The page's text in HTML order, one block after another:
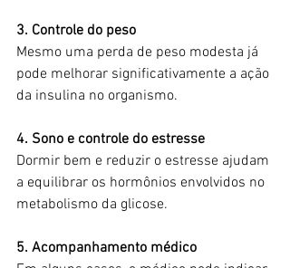
3. Controle do peso
Mesmo uma perda de peso modesta já
pode melhorar significativamente a ação
da insulina no organismo.
4. Sono e controle do estresse
Dormir bem e reduzir o estresse ajudam
a equilibrar os hormônios envolvidos no
metabolismo da glicose.
5. Acompanhamento médico